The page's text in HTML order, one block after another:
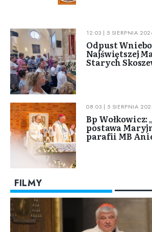
12:03 | 5 SIERPNIA
Odpust
Najświętszej
Starych
08:03 | 5 SIERPNIA
Bp Wołkowicz:
postawa
parafii MB
FILMY